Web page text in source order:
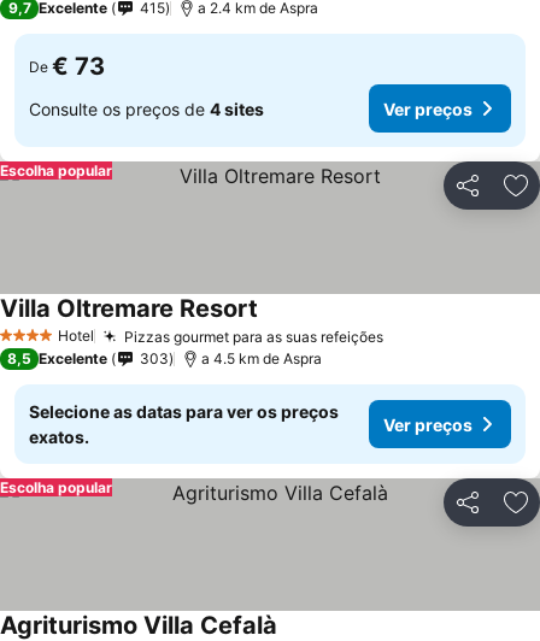
9,7 Excelente 415 a 2.4 km de Aspra
De € 73
Consulte os preços de 4 sites Ver preços
Partilhar
Escolha popular
4 EstrelasHotel Pizzas gourmet para as suas refeições
Villa Oltremare Resort
8,5 Excelente 303 a 4.5 km de Aspra
Selecione as datas para ver os preços
exatos.
Ver preços
Partilhar
Escolha popular
Agriturismo Villa Cefalà